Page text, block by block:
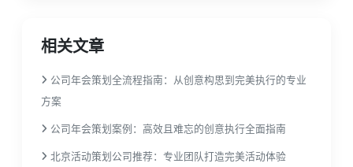
相关文章
公司年会策划全流程指南：从创意构思到完美执行的专业
方案
公司年会策划案例：高效且难忘的创意执行全面指南
北京活动策划公司推荐：专业团队打造完美活动体验